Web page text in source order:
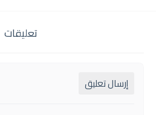
تعليقات
إرسال تعليق